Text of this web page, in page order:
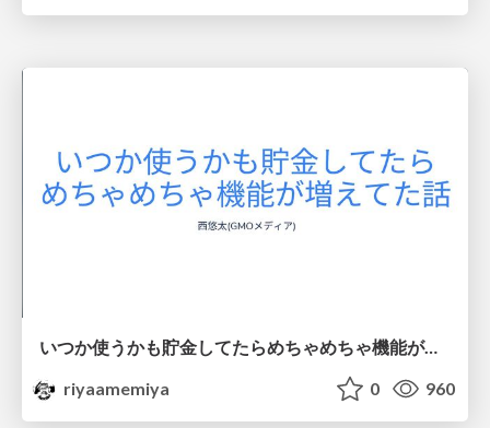
いつか使うかも貯金してたらめちゃめちゃ機能が増えてた話
riyaamemiya
0 960